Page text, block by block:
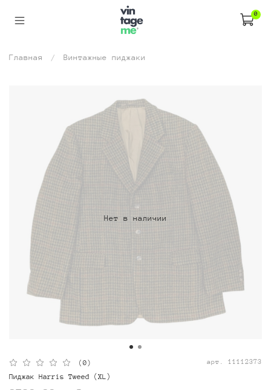
0
Главная Винтажные пиджаки
Нет в наличии
(0) арт. 11112373
Пиджак Harris Tweed (XL)